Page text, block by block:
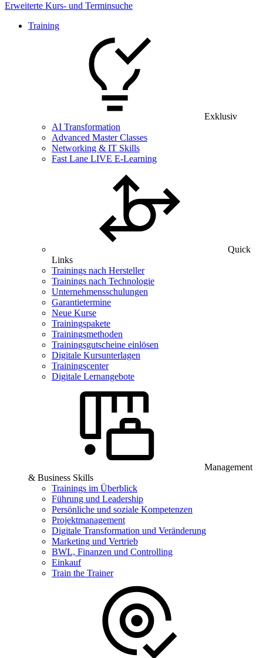
Erweiterte Kurs- und Terminsuche
Training
Exklusiv
AI Transformation
Advanced Master Classes
Networking & IT Skills
Fast Lane LIVE E-Learning
Quick
Links
Trainings nach Hersteller
Trainings nach Technologie
Unternehmensschulungen
Garantietermine
Neue Kurse
Trainingspakete
Trainingsmethoden
Trainingsgutscheine einlösen
Digitale Kursunterlagen
Trainingscenter
Digitale Lernangebote
Management
& Business Skills
Trainings im Überblick
Führung und Leadership
Persönliche und soziale Kompetenzen
Projektmanagement
Digitale Transformation und Veränderung
Marketing und Vertrieb
BWL, Finanzen und Controlling
Einkauf
Train the Trainer